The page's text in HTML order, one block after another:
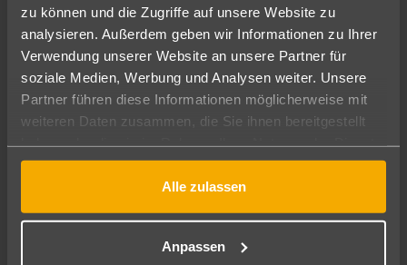
zu können und die Zugriffe auf unsere Website zu
analysieren. Außerdem geben wir Informationen zu Ihrer
Verwendung unserer Website an unsere Partner für
soziale Medien, Werbung und Analysen weiter. Unsere
Partner führen diese Informationen möglicherweise mit
weiteren Daten zusammen, die Sie ihnen bereitgestellt
gesammelt haben.
Alle zulassen
Anpassen
Manuela Schulz
Reiseberaterin
Meine Reiseberichte